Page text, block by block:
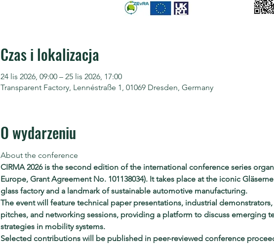
Czas i lokalizacja
24 lis 2026, 09:00 – 25 lis 2026, 17:00
Transparent Factory, Lennéstraße 1, 01069 Dresden, Germany
O wydarzeniu
About the conference
CIRMA 2026 is the second edition of the international conference series
Europe, Grant Agreement No. 101138034). It takes place at the iconic
glass factory and a landmark of sustainable automotive manufacturing.
The event will feature technical paper presentations, industrial
pitches, and networking sessions, providing a platform to discuss emerging
strategies in mobility systems.
Selected contributions will be published in peer-reviewed conference